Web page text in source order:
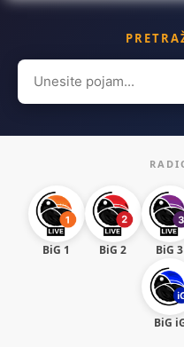
Search
for:
BiG 1 BiG 2 BiG 3
BiG